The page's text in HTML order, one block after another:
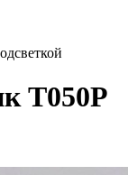
T050P